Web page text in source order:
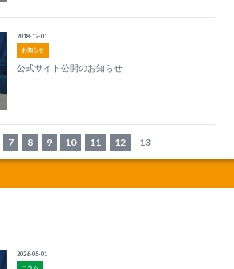
お知らせ
2018-12-01
公式サイト公開のお知らせ
7 8 9 10 11 12 13
2026-05-01